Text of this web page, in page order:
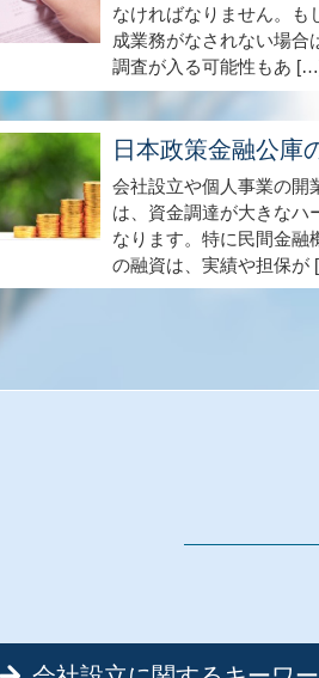
なければなりません。も
成業務がなされない場合
調査が入る可能性もあ
日本政策金融公庫
会社設立や個人事業の開
は、資金調達が大きなハ
なります。特に民間金融
の融資は、実績や担保が